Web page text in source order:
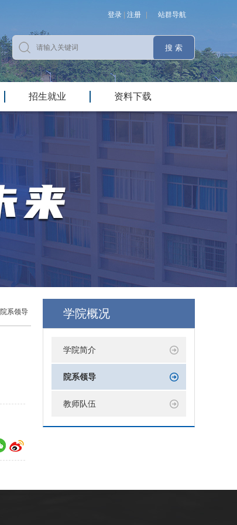
登录 注册 站群导航
招生就业
资料下载
学院概况
学院简介
院系领导
教师队伍
院系领导